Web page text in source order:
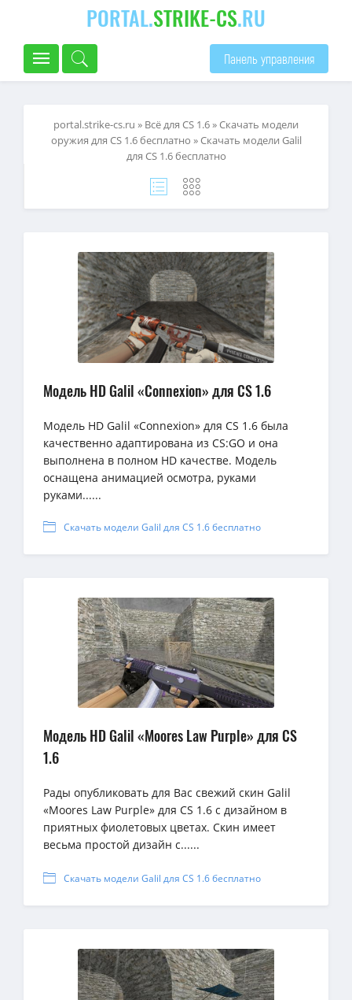
PORTAL.STRIKE-CS.RU
Панель управления
portal.strike-cs.ru » Всё для CS 1.6»Скачать модели
оружия для CS 1.6 бесплатно » Скачать модели Galil
для CS 1.6 бесплатно
Модель HD Galil «Connexion» для CS 1.6
Модель HD Galil «Connexion» для CS 1.6 была
качественно адаптирована из CS:GO и она
выполнена в полном HD качестве. Модель
оснащена анимацией осмотра, руками
руками......
Скачать модели Galil для CS 1.6 бесплатно
Модель HD Galil «Moores Law Purple» для CS
1.6
Рады опубликовать для Вас свежий скин Galil
«Moores Law Purple» для CS 1.6 с дизайном в
приятных фиолетовых цветах. Скин имеет
весьма простой дизайн с......
Скачать модели Galil для CS 1.6 бесплатно